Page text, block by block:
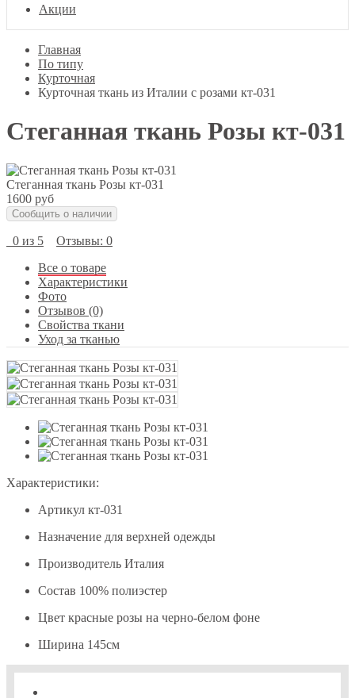
Акции
Главная
По типу
Курточная
Курточная ткань из Италии с розами кт-031
Cтеганная ткань Розы кт-031
Cтеганная ткань Розы кт-031
1600 руб
Сообщить о наличии
0 из 5
Отзывы: 0
Все о товаре
Характеристики
Фото
Отзывов (0)
Свойства ткани
Уход за тканью
Характеристики:
Артикул кт-031
Назначение для верхней одежды
Производитель Италия
Состав 100% полиэстер
Цвет красные розы на черно-белом фоне
Ширина 145см